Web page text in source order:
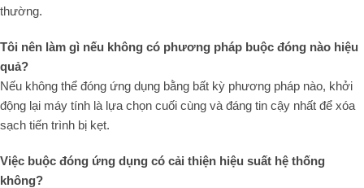
thường.
Tôi nên làm gì nếu không có phương pháp buộc đóng nào hiệu
quả?
Nếu không thể đóng ứng dụng bằng bất kỳ phương pháp nào, khởi
động lại máy tính là lựa chọn cuối cùng và đáng tin cậy nhất để xóa
sạch tiến trình bị kẹt.
Việc buộc đóng ứng dụng có cải thiện hiệu suất hệ thống
không?